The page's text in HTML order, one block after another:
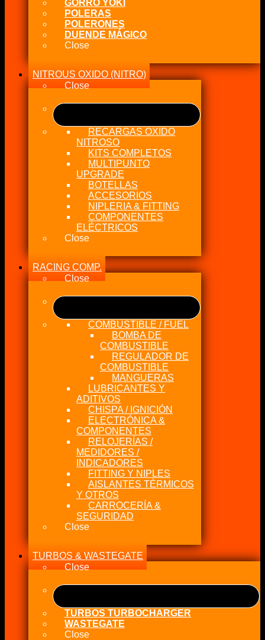
GORRO YOKI
POLERAS
POLERONES
DUENDE MÁGICO
Close
NITROUS OXIDO (NITRO)
Close
RECARGAS OXIDO
NITROSO
KITS COMPLETOS
MULTIPUNTO
UPGRADE
BOTELLAS
ACCESORIOS
NIPLERIA & FITTING
COMPONENTES
ELÉCTRICOS
Close
RACING COMP.
Close
COMBUSTIBLE / FUEL
BOMBA DE
COMBUSTIBLE
REGULADOR DE
COMBUSTIBLE
MANGUERAS
LUBRICANTES Y
ADITIVOS
CHISPA / IGNICIÓN
ELECTRÓNICA &
COMPONENTES
RELOJERÍAS /
MEDIDORES /
INDICADORES
FITTING Y NIPLES
AISLANTES TÉRMICOS
Y OTROS
CARROCERÍA &
SEGURIDAD
Close
TURBOS & WASTEGATE
Close
TURBOS TURBOCHARGER
WASTEGATE
Close